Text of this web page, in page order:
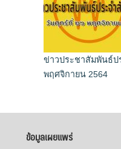
ข่าวประชาสัมพันธ์ป
พฤศจิกายน 2564
ข้อมูลเผยแพร่